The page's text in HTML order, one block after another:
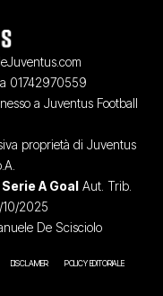
01742970559
a Juventus Football
proprietà di Juventus
Serie A Goal Aut. Trib.
2025
De Scisciolo
DISCLAIMER POLICY EDITORIALE